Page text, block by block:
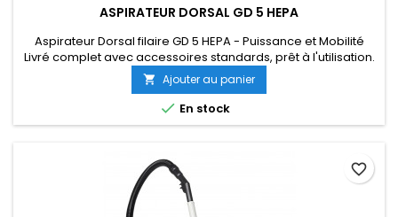
ASPIRATEUR DORSAL GD 5 HEPA
Aspirateur Dorsal filaire GD 5 HEPA - Puissance et Mobilité
Livré complet avec accessoires standards, prêt à l'utilisation.
 Ajouter au panier
 En stock
favorite_border